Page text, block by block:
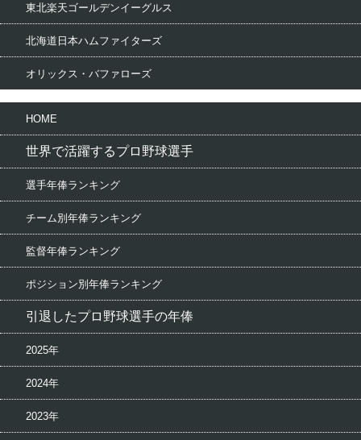
東北楽天ゴールデンイーグルス
北海道日本ハムファイターズ
オリックス・バファローズ
HOME
世界で活躍するプロ野球選手
選手年俸ランキング
チーム別年俸ランキング
監督年俸ランキング
ポジション別年俸ランキング
引退したプロ野球選手の年俸
2025年
2024年
2023年